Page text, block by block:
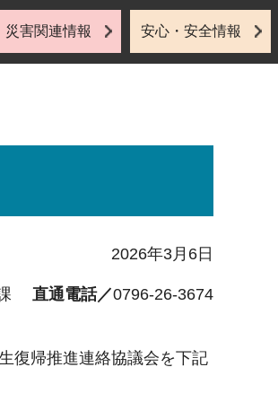
災害関連情報 安心・安全情報
2026年3月6日
課 直通電話／0796-26-3674
復帰推進連絡協議会を下記